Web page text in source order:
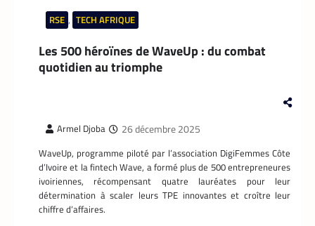
RSE , TECH AFRIQUE
Les 500 héroïnes de WaveUp : du combat
quotidien au triomphe
Armel Djoba 26 décembre 2025
WaveUp, programme piloté par l’association DigiFemmes Côte
d’Ivoire et la fintech Wave, a formé plus de 500 entrepreneures
ivoiriennes, récompensant quatre lauréates pour leur
détermination à scaler leurs TPE innovantes et croître leur
chiffre d’affaires.
DATACENTER , TECH MONDE
Data center : 70 % d’énergie économisée pour